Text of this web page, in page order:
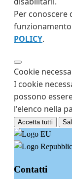
Per conoscere
POLICY.
Cookie
I cookie
possono
l'elenco nella
Accetta tutti
Contatti